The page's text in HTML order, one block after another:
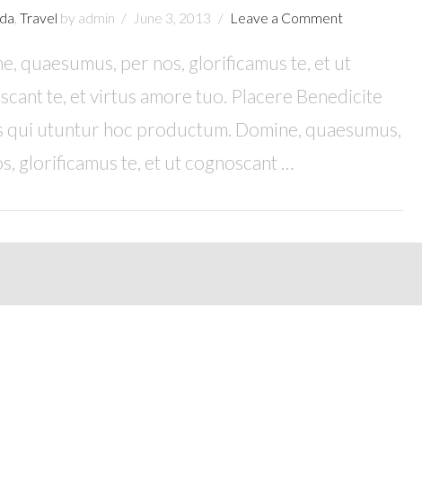
,Travel by admin June 3, 2013 Leave a Comment
quaesumus, per nos, glorificamus te, et ut
te, et virtus amore tuo. Placere Benedicite
qui utuntur hoc productum. Domine, quaesumus,
glorificamus te, et ut cognoscant …